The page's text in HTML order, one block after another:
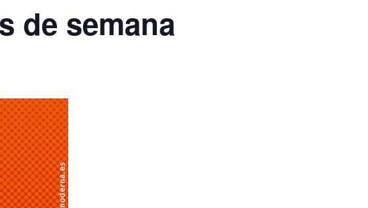
de semana